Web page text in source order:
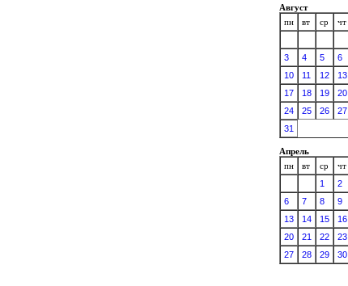
Август
пн
вт ср чт
3
4 5 6
10
11 12 13
17
18 19 20
24
25 26 27
31
Апрель
пн
вт ср чт
1
2
6
7 8 9
13
14 15 16
20
21 22 23
27
28 29 30